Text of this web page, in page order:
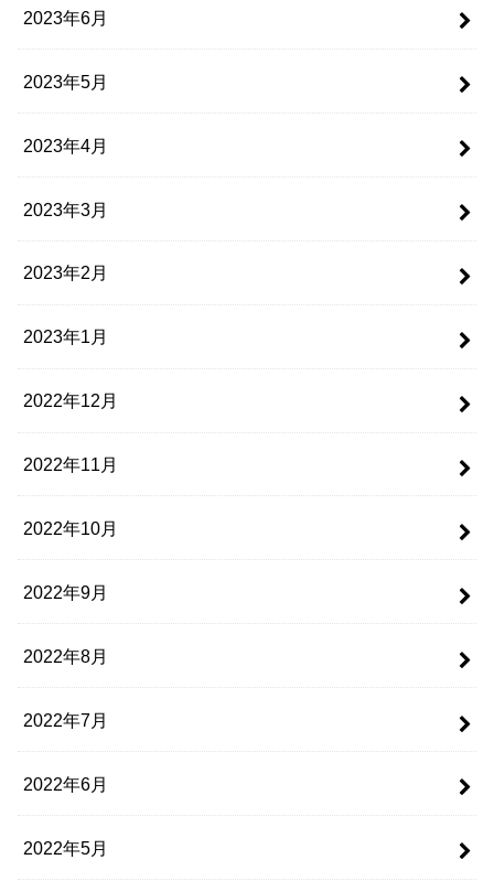
2023年6月
2023年5月
2023年4月
2023年3月
2023年2月
2023年1月
2022年12月
2022年11月
2022年10月
2022年9月
2022年8月
2022年7月
2022年6月
2022年5月